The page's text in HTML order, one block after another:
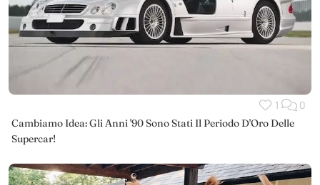
1 0
Cambiamo Idea: Gli Anni '90 Sono Stati Il Periodo D'Oro Delle
Supercar!